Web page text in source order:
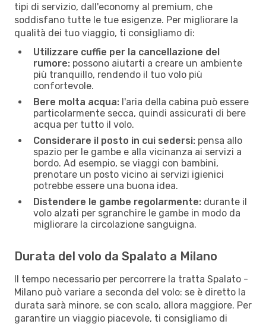
tipi di servizio, dall'economy al premium, che
soddisfano tutte le tue esigenze. Per migliorare la
qualità dei tuo viaggio, ti consigliamo di:
Utilizzare cuffie per la cancellazione del
rumore: possono aiutarti a creare un ambiente
più tranquillo, rendendo il tuo volo più
confortevole.
Bere molta acqua: l'aria della cabina può essere
particolarmente secca, quindi assicurati di bere
acqua per tutto il volo.
Considerare il posto in cui sedersi: pensa allo
spazio per le gambe e alla vicinanza ai servizi a
bordo. Ad esempio, se viaggi con bambini,
prenotare un posto vicino ai servizi igienici
potrebbe essere una buona idea.
Distendere le gambe regolarmente: durante il
volo alzati per sgranchire le gambe in modo da
migliorare la circolazione sanguigna.
Durata del volo da Spalato a Milano
Il tempo necessario per percorrere la tratta Spalato -
Milano può variare a seconda del volo: se è diretto la
durata sarà minore, se con scalo, allora maggiore. Per
garantire un viaggio piacevole, ti consigliamo di